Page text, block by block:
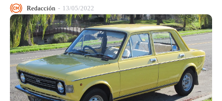
Redacción - 13/05/2022